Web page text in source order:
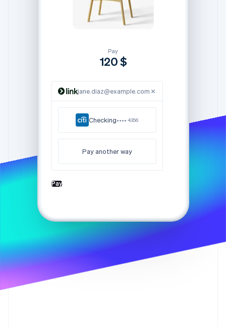
Stripe-Sessions 2026
Jetzt ansehen
Ecosystem
Pay
120 $
jane.diaz@example.com
Checking•••• 4356
Pay another way
Pay